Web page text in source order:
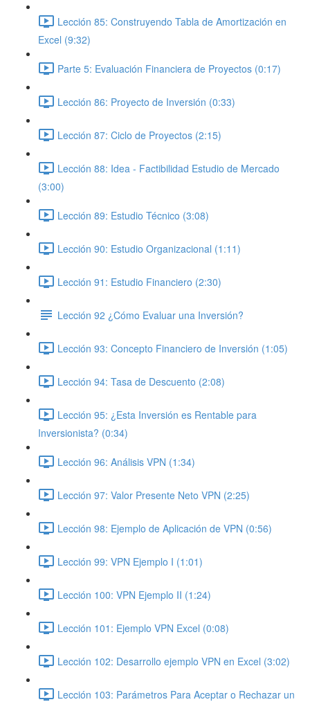
Lección 85: Construyendo Tabla de Amortización en
Excel (9:32)
Parte 5: Evaluación Financiera de Proyectos (0:17)
Lección 86: Proyecto de Inversión (0:33)
Lección 87: Ciclo de Proyectos (2:15)
Lección 88: Idea - Factibilidad Estudio de Mercado
(3:00)
Lección 89: Estudio Técnico (3:08)
Lección 90: Estudio Organizacional (1:11)
Lección 91: Estudio Financiero (2:30)
Lección 92 ¿Cómo Evaluar una Inversión?
Lección 93: Concepto Financiero de Inversión (1:05)
Lección 94: Tasa de Descuento (2:08)
Lección 95: ¿Esta Inversión es Rentable para
Inversionista? (0:34)
Lección 96: Análisis VPN (1:34)
Lección 97: Valor Presente Neto VPN (2:25)
Lección 98: Ejemplo de Aplicación de VPN (0:56)
Lección 99: VPN Ejemplo I (1:01)
Lección 100: VPN Ejemplo II (1:24)
Lección 101: Ejemplo VPN Excel (0:08)
Lección 102: Desarrollo ejemplo VPN en Excel (3:02)
Lección 103: Parámetros Para Aceptar o Rechazar un